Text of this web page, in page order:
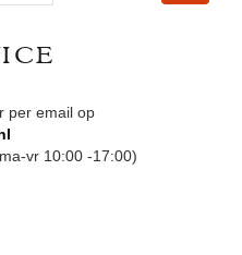
per email op
vr 10:00 -17:00)